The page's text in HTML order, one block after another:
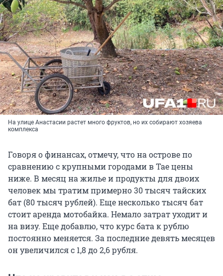
На улице Анастасии растет много фруктов, но их собирают хозяева
комплекса
Говоря о финансах, отмечу, что на острове по
сравнению с крупными городами в Тае цены
ниже. В месяц на жилье и продукты для двоих
человек мы тратим примерно 30 тысяч тайских
бат (80 тысяч рублей). Еще несколько тысяч бат
стоит аренда мотобайка. Немало затрат уходит и
на визу. Еще добавлю, что курс бата к рублю
постоянно меняется. За последние девять месяцев
он увеличился с 1,8 до 2,6 рубля.